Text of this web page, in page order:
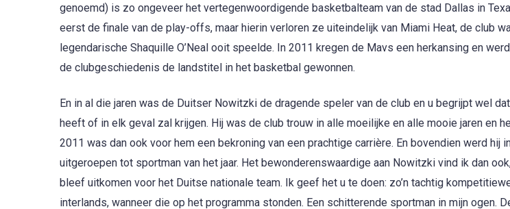
genoemd) is zo ongeveer het vertegenwoordigende basketbalteam van de stad Dallas in
eerst de finale van de play-offs, maar hierin verloren ze uiteindelijk van Miami Heat, de club
legendarische Shaquille O’Neal ooit speelde. In 2011 kregen de Mavs een herkansing en
de clubgeschiedenis de landstitel in het basketbal gewonnen.
En in al die jaren was de Duitser Nowitzki de dragende speler van de club en u begrijpt wel
heeft of in elk geval zal krijgen. Hij was de club trouw in alle moeilijke en alle mooie jaren en
2011 was dan ook voor hem een bekroning van een prachtige carrière. En bovendien werd hij
uitgeroepen tot sportman van het jaar. Het bewonderenswaardige aan Nowitzki vind ik dan
bleef uitkomen voor het Duitse nationale team. Ik geef het u te doen: zo’n tachtig
interlands, wanneer die op het programma stonden. Een schitterende sportman in mijn ogen.